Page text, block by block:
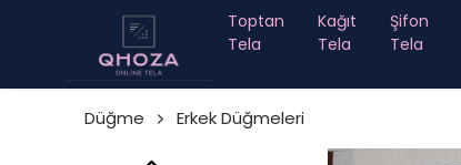
Toptan
Tela
Kağıt
Tela
Şifon
Tela
Düğme Erkek Düğmeleri